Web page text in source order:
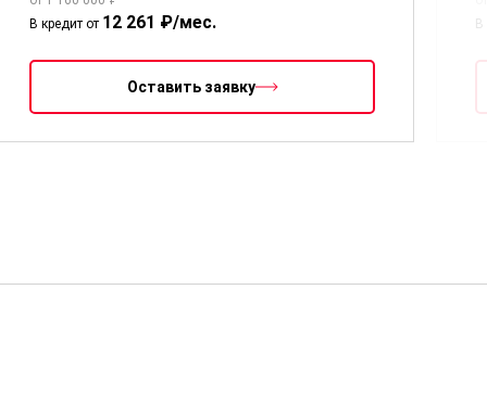
В кредит от 12 261 ₽/мес.
Оставить заявку
В